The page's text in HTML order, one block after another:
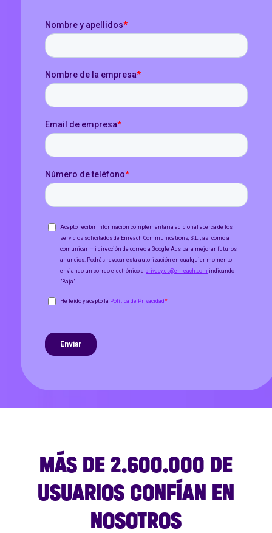
MÁS DE 2.600.000 DE
USUARIOS CONFÍAN EN
NOSOTROS